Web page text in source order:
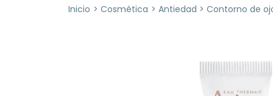
Inicio Cosmética Antiedad Contorno de